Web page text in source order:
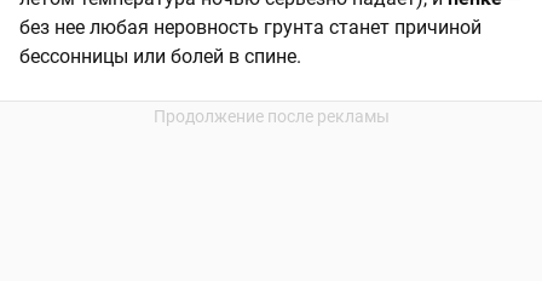
без нее любая неровность грунта станет причиной
бессонницы или болей в спине.